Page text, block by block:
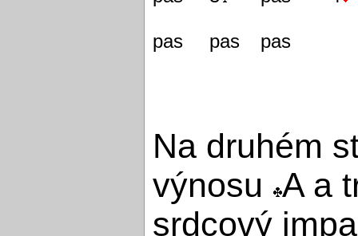
pas pas pas
Na druhém
výnosu A a
srdcový